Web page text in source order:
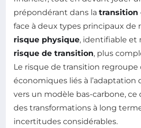
prépondérant dans la transition
face à deux types principaux de
risque physique, identifiable et
risque de transition, plus
Le risque de transition regroupe
économiques liés à l’adaptation
vers un modèle bas-carbone,
des transformations à long
incertitudes considérables.